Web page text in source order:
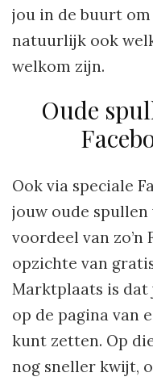
jou in de buurt
natuurlijk ook
welkom zijn.
Oude
Ook via speciale
jouw oude
voordeel van zo’n
opzichte van
Marktplaats is dat
op de pagina van
kunt zetten. Op
nog sneller kwijt,